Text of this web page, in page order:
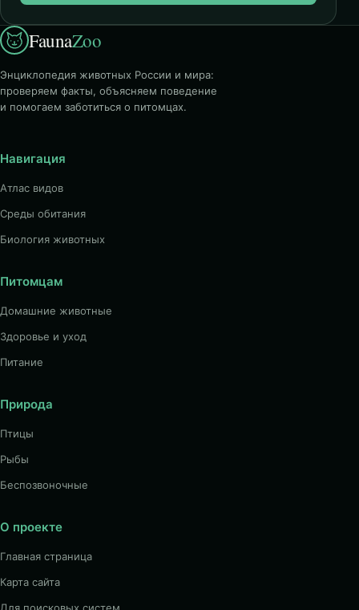
FaunaZoo
Энциклопедия животных России и мира:
проверяем факты, объясняем поведение
и помогаем заботиться о питомцах.
Навигация
Атлас видов
Среды обитания
Биология животных
Питомцам
Домашние животные
Здоровье и уход
Питание
Природа
Птицы
Рыбы
Беспозвоночные
О проекте
Главная страница
Карта сайта